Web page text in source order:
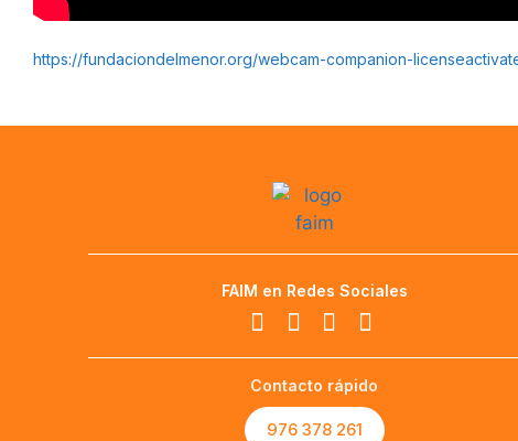
https://fundaciondelmenor.org/webcam-companion-
FAIM en Redes Sociales
Contacto rápido
976 378 261